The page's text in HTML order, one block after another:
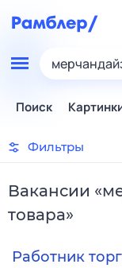
Поиск
Фильтры
Вакансии «
товара»
Работник